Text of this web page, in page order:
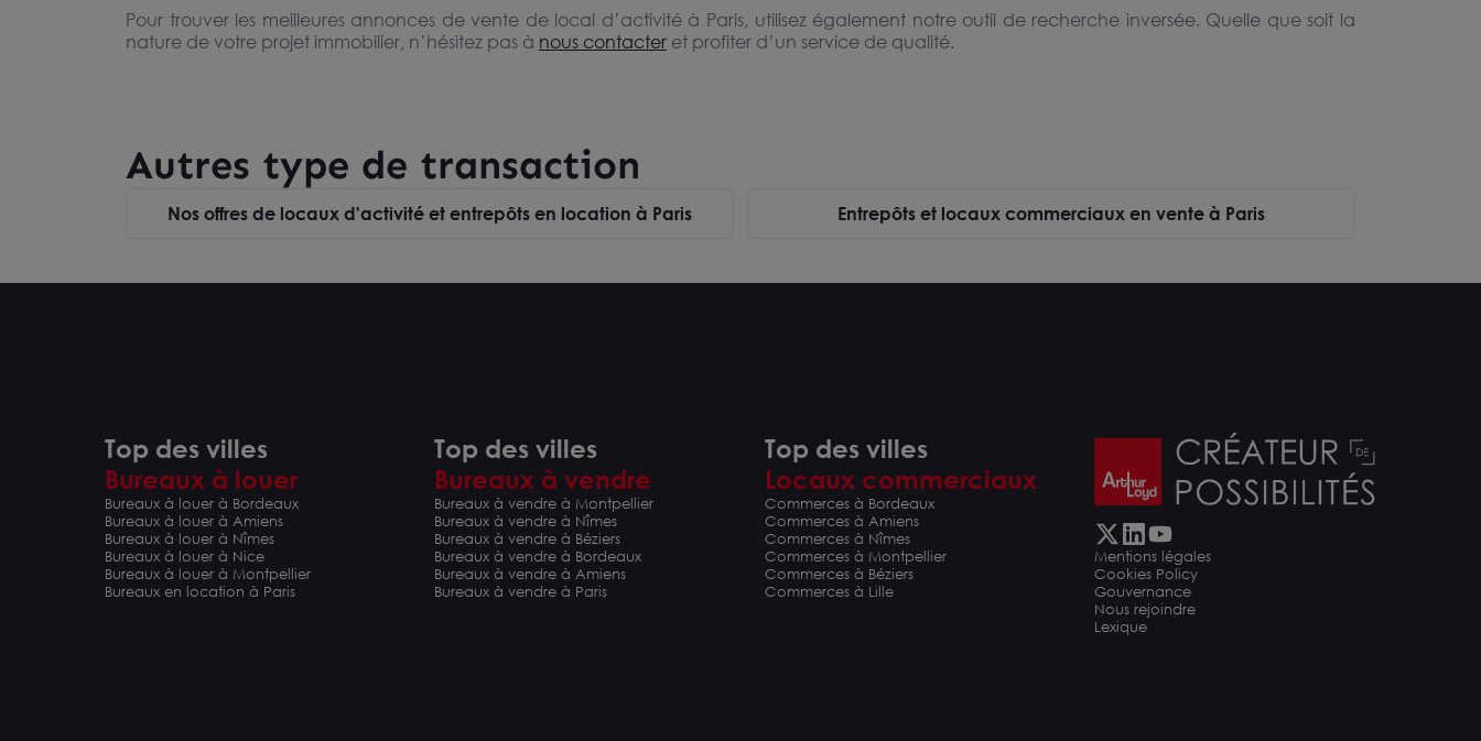
Pour trouver les meilleures annonces de vente de local d’activité à Paris, utilisez également notre outil de recherche inversée. Quelle que soit la
nature de votre projet immobilier, n’hésitez pas à nous contacter et profiter d’un service de qualité.
Autres type de transaction
Nos offres de locaux d'activité et entrepôts en location à Paris Entrepôts et locaux commerciaux en vente à Paris
Top des villes
Bureaux à louer
Bureaux à louer à Bordeaux
Bureaux à louer à Amiens
Bureaux à louer à Nîmes
Bureaux à louer à Nice
Bureaux à louer à Montpellier
Bureaux en location à Paris
Top des villes
Bureaux à vendre
Bureaux à vendre à Montpellier
Bureaux à vendre à Nîmes
Bureaux à vendre à Béziers
Bureaux à vendre à Bordeaux
Bureaux à vendre à Amiens
Bureaux à vendre à Paris
Top des villes
Locaux commerciaux
Commerces à Bordeaux
Commerces à Amiens
Commerces à Nîmes
Commerces à Montpellier
Commerces à Béziers
Commerces à Lille
Mentions légales
Cookies Policy
Gouvernance
Nous rejoindre
Lexique